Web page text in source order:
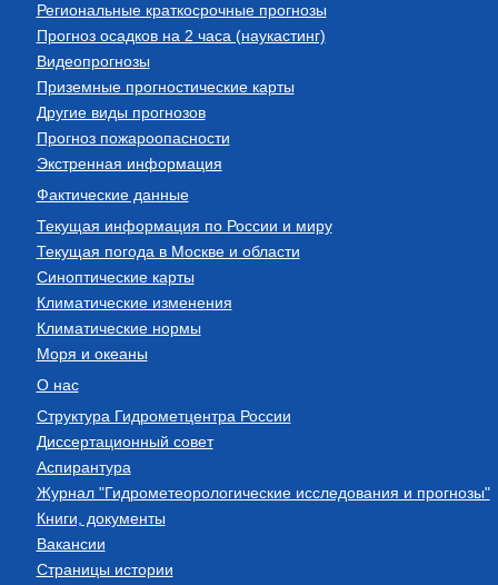
Региональные краткосрочные прогнозы
Прогноз осадков на 2 часа (наукастинг)
Видеопрогнозы
Приземные прогностические карты
Другие виды прогнозов
Прогноз пожароопасности
Экстренная информация
Фактические данные
Текущая информация по России и миру
Текущая погода в Москве и области
Синоптические карты
Климатические изменения
Климатические нормы
Моря и океаны
О нас
Структура Гидрометцентра России
Диссертационный совет
Аспирантура
Журнал "Гидрометеорологические исследования и прогнозы"
Книги, документы
Вакансии
Страницы истории